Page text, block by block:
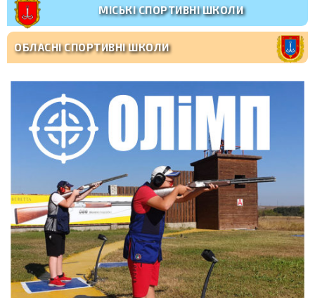
МІСЬКІ СПОРТИВНІ ШКОЛИ
ОБЛАСНІ СПОРТИВНІ ШКОЛИ